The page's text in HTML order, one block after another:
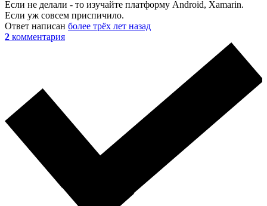
Если не делали - то изучайте платформу Android, Xamarin.
Если уж совсем приспичило.
Ответ написан более трёх лет назад
2 комментария